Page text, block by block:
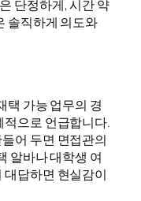
단정하게, 시간 약
솔직하게 의도와
택 가능 업무의 경
적으로 언급합니다.
어 두면 면접관의
알바나 대학생 여
대답하면 현실감이